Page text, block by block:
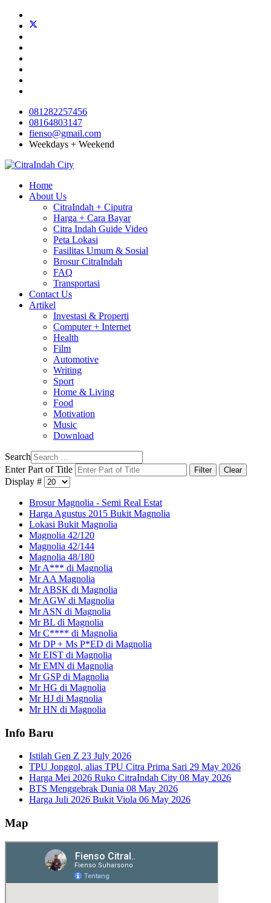
081282257456
08164803147
fienso@gmail.com
Weekdays + Weekend
Home
About Us
CitraIndah + Ciputra
Harga + Cara Bayar
Citra Indah Guide Video
Peta Lokasi
Fasilitas Umum & Sosial
Brosur CitraIndah
FAQ
Transportasi
Contact Us
Artikel
Investasi & Properti
Computer + Internet
Health
Film
Automotive
Writing
Sport
Home & Living
Food
Motivation
Music
Download
Search
Enter Part of Title
Filter Clear
Display #
Brosur Magnolia - Semi Real Estat
Harga Agustus 2015 Bukit Magnolia
Lokasi Bukit Magnolia
Magnolia 42/120
Magnolia 42/144
Magnolia 48/180
Mr A*** di Magnolia
Mr AA Magnolia
Mr ABSK di Magnolia
Mr AGW di Magnolia
Mr ASN di Magnolia
Mr BL di Magnolia
Mr C**** di Magnolia
Mr DP + Ms P*ED di Magnolia
Mr EIST di Magnolia
Mr EMN di Magnolia
Mr GSP di Magnolia
Mr HG di Magnolia
Mr HJ di Magnolia
Mr HN di Magnolia
Info Baru
Istilah Gen Z 23 July 2026
TPU Jonggol, alias TPU Citra Prima Sari 29 May 2026
Harga Mei 2026 Ruko CitraIndah City 08 May 2026
BTS Menggebrak Dunia 08 May 2026
Harga Juli 2026 Bukit Viola 06 May 2026
Map